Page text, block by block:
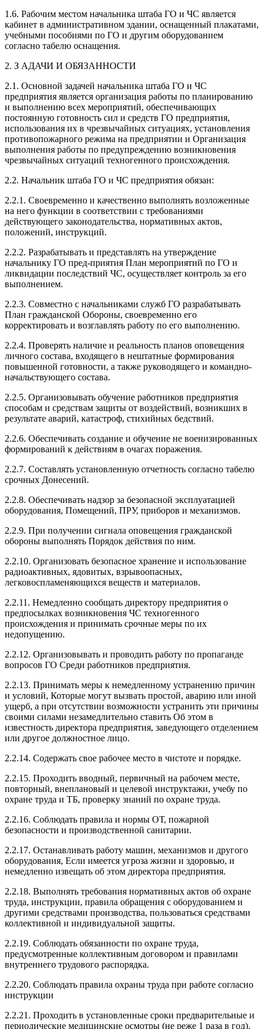
1.6. Рабочим местом начальника штаба ГО и ЧС является
кабинет в административном здании, оснащенный плакатами,
учебными пособиями по ГО и другим оборудованием
согласно табелю оснащения.
2. З АДАЧИ И ОБЯЗАННОСТИ
2.1. Основной задачей начальника штаба ГО и ЧС
предприятия является организация работы по планированию
и выполнению всех мероприятий, обеспечивающих
постоянную готовность сил и средств ГО предприятия,
использования их в чрезвычайных ситуациях, установления
противопожарного режима на предприятии и Организация
выполнения работы по предупреждению возникновения
чрезвычайных ситуаций техногенного происхождения.
2.2. Начальник штаба ГО и ЧС предприятия обязан:
2.2.1. Своевременно и качественно выполнять возложенные
на него функции в соответствии с требованиями
действующего законодательства, нормативных актов,
положений, инструкций.
2.2.2. Разрабатывать и представлять на утверждение
начальнику ГО пред-приятия План мероприятий по ГО и
ликвидации последствий ЧС, осуществляет контроль за его
выполнением.
2.2.3. Совместно с начальниками служб ГО разрабатывать
План гражданской Обороны, своевременно его
корректировать и возглавлять работу по его выполнению.
2.2.4. Проверять наличие и реальность планов оповещения
личного состава, входящего в нештатные формирования
повышенной готовности, а также руководящего и командно-
начальствующего состава.
2.2.5. Организовывать обучение работников предприятия
способам и средствам защиты от воздействий, возникших в
результате аварий, катастроф, стихийных бедствий.
2.2.6. Обеспечивать создание и обучение не военизированных
формирований к действиям в очагах поражения.
2.2.7. Составлять установленную отчетность согласно табелю
срочных Донесений.
2.2.8. Обеспечивать надзор за безопасной эксплуатацией
оборудования, Помещений, ПРУ, приборов и механизмов.
2.2.9. При получении сигнала оповещения гражданской
обороны выполнять Порядок действия по ним.
2.2.10. Организовать безопасное хранение и использование
радиоактивных, ядовитых, взрывоопасных,
легковоспламеняющихся веществ и материалов.
2.2.11. Немедленно сообщать директору предприятия о
предпосылках возникновения ЧС техногенного
происхождения и принимать срочные меры по их
недопущению.
2.2.12. Организовывать и проводить работу по пропаганде
вопросов ГО Среди работников предприятия.
2.2.13. Принимать меры к немедленному устранению причин
и условий, Которые могут вызвать простой, аварию или иной
ущерб, а при отсутствии возможности устранить эти причины
своими силами незамедлительно ставить Об этом в
известноcть директора предприятия, заведующего отделением
или другое должностное лицо.
2.2.14. Содержать свое рабочее место в чистоте и порядке.
2.2.15. Проходить вводный, первичный на рабочем месте,
повторный, внеплановый и целевой инструктажи, учебу по
охране труда и ТБ, проверку знаний по охране труда.
2.2.16. Соблюдать правила и нормы ОТ, пожарной
безопасности и производственной санитарии.
2.2.17. Останавливать работу машин, механизмов и другого
оборудования, Если имеется угроза жизни и здоровью, и
немедленно извещать об этом директора предприятия.
2.2.18. Выполнять требования нормативных актов об охране
труда, инструкции, правила обращения с оборудованием и
другими средствами производства, пользоваться средствами
коллективной и индивидуальной защиты.
2.2.19. Соблюдать обязанности по охране труда,
предусмотренные коллективным договором и правилами
внутреннего трудового распорядка.
2.2.20. Соблюдать правила охраны труда при работе согласно
инструкции
2.2.21. Проходить в установленные сроки предварительные и
периодические медицинские осмотры (не реже 1 раза в год).